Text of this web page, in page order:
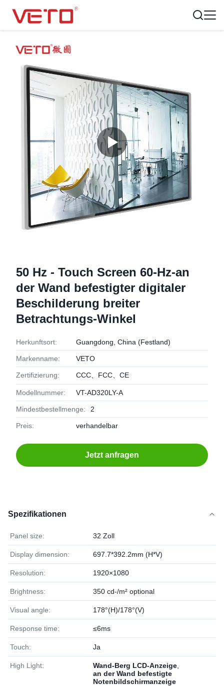
50 Hz - Touch Screen 60-Hz-an
der Wand befestigter digitaler
Beschilderung breiter
Betrachtungs-Winkel
Herkunftsort: Guangdong, China (Festland)
Markenname: VETO
Zertifizierung: CCC、FCC、CE
Modellnummer: VT-AD320LY-A
Mindestbestellmenge: 2
Preis: verhandelbar
Jetzt anfragen
Spezifikationen
Panel size: 32 Zoll
Display dimension: 697.7*392.2mm (H*V)
Resolution: 1920×1080
Brightness: 350 cd-/m² optional
Visual angle: 178°(H)/178°(V)
Response time: ≤6ms
Touch: Ja
High Light: Wand-Berg LCD-Anzeige
an der Wand befestigte
Notenbildschirmanzeige